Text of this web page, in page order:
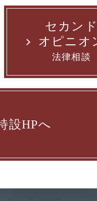
セカンド
オピニオ
法律相談
設HPへ